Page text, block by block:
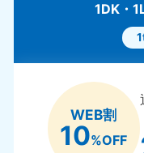
1DK・
WEB割
10%OFF